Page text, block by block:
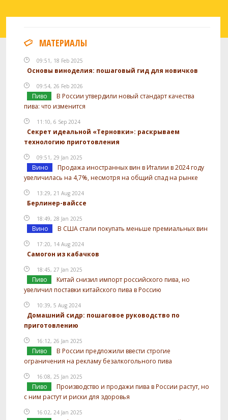
МАТЕРИАЛЫ
09:51, 18 Feb 2025
Основы виноделия: пошаговый гид для новичков
09:54, 26 Feb 2026
Пиво
В России утвердили новый стандарт качества
пива: что изменится
11:10, 6 Sep 2024
Секрет идеальной «Терновки»: раскрываем
технологию приготовления
09:51, 29 Jan 2025
Вино
Продажа иностранных вин в Италии в 2024 году
увеличилась на 4,7%, несмотря на общий спад на рынке
13:29, 21 Aug 2024
Берлинер-вайссе
18:49, 28 Jan 2025
Вино В США стали покупать меньше премиальных вин
17:20, 14 Aug 2024
Самогон из кабачков
18:45, 27 Jan 2025
Пиво
Китай снизил импорт российского пива, но
увеличил поставки китайского пива в Россию
10:39, 5 Aug 2024
Домашний сидр: пошаговое руководство по
приготовлению
16:12, 26 Jan 2025
Пиво
В России предложили ввести строгие
ограничения на рекламу безалкогольного пива
16:08, 25 Jan 2025
Пиво
Производство и продажи пива в России растут, но
с ним растут и риски для здоровья
16:02, 24 Jan 2025